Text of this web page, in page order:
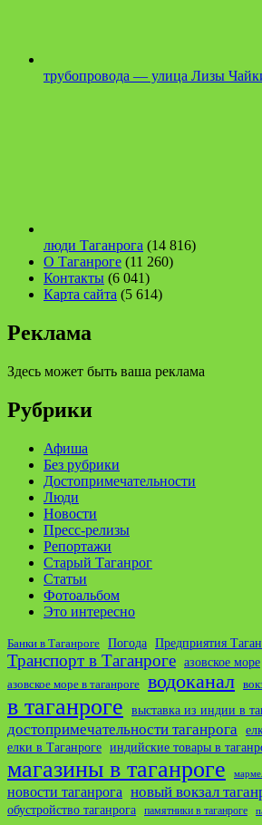
трубопровода — улица Лизы
люди Таганрога (14 816)
О Таганроге (11 260)
Контакты (6 041)
Карта сайта (5 614)
Реклама
Здесь может быть ваша реклама
Рубрики
Афиша
Без рубрики
Достопримечательности
Люди
Новости
Пресс-релизы
Репортажи
Старый Таганрог
Статьи
Фотоальбом
Это интересно
Банки в Таганроге Погода Предприятия
Транспорт в Таганроге азовское море
азовское море в таганроге водоканал
в таганроге выставка из индии в
достопримечательности таганрога
елки в Таганроге индийские товары в
магазины в таганроге
новости таганрога новый вокзал
обустройство таганрога памятники в таганроге